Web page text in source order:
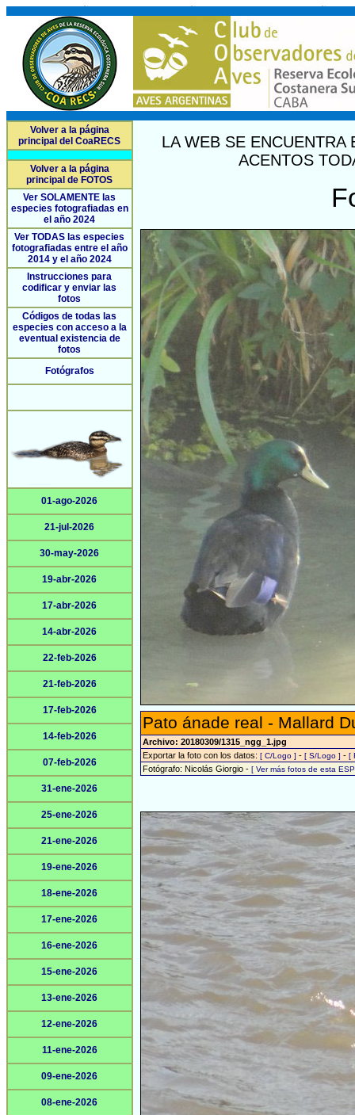
Volver a la página
principal del CoaRECS
Volver a la página
principal de FOTOS
Ver SOLAMENTE las
especies fotografiadas en
el año 2024
Ver TODAS las especies
fotografiadas entre el año
2014 y el año 2024
Instrucciones para
codificar y enviar las
fotos
Códigos de todas las
especies con acceso a la
eventual existencia de
fotos
Fotógrafos
01-ago-2026
21-jul-2026
30-may-2026
19-abr-2026
17-abr-2026
14-abr-2026
22-feb-2026
21-feb-2026
17-feb-2026
14-feb-2026
07-feb-2026
31-ene-2026
25-ene-2026
21-ene-2026
19-ene-2026
18-ene-2026
17-ene-2026
16-ene-2026
15-ene-2026
13-ene-2026
12-ene-2026
11-ene-2026
09-ene-2026
08-ene-2026
LA WEB SE
ACENTOS
Pato ánade real - Mallard
Archivo: 20180309/1315_ngg_1.jpg
Exportar la foto con los datos: [ C/Logo ] - [ S/Logo ] - [
Fotógrafo: Nicolás Giorgio - [ Ver más fotos de esta